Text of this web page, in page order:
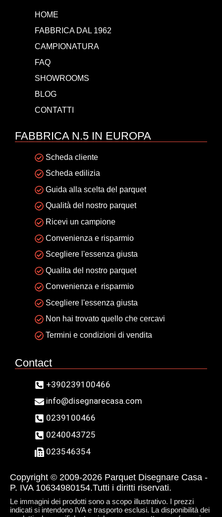
HOME
FABBRICA DAL 1962
CAMPIONATURA
FAQ
SHOWROOMS
BLOG
CONTATTI
FABBRICA N.5 IN EUROPA
Scheda cliente
Scheda edilizia
Guida alla scelta del parquet
Qualità del nostro parquet
Ricevi un campione
Convenienza e risparmio
Scegliere l'essenza giusta
Qualita del nostro parquet
Convenienza e risparmio
Scegliere l'essenza giusta
Non hai trovato quello che cercavi
Termini e condizioni di vendita
Contact
+390239100466
info@disegnarecasa.com
0239100466
0240043725
023546354
Copyright © 2009-2026 Parquet Disegnare Casa -
P. IVA 10634980154.Tutti i diritti riservati.
Le immagini dei prodotti sono a scopo illustrativo. I prezzi
indicati si intendono IVA e trasporto esclusi. La disponibilità dei